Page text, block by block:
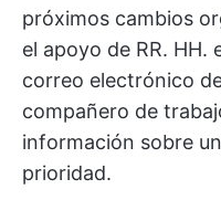
próximos cambios
el apoyo de RR. HH.
correo electrónico
compañero de
información sobre
prioridad.